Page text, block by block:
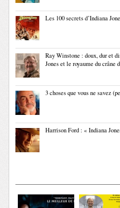
Les 100 secrets d’Indiana
Ray Winstone : doux, dur et
Jones et le royaume du crâne
3 choses que vous ne savez
Harrison Ford : « Indiana